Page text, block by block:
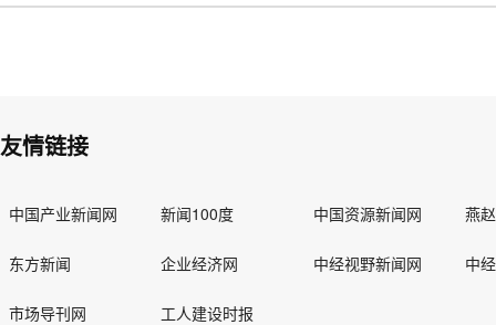
友情链接
中国产业新闻网 新闻100度 中国资源新闻网 燕
东方新闻 企业经济网 中经视野新闻网 中
市场导刊网 工人建设时报